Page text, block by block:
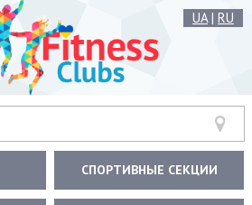
UA| RU
СПОРТИВНЫЕ СЕКЦИИ